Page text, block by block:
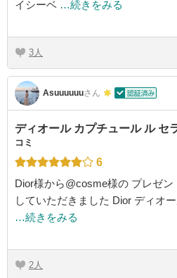
イシーベ …続きをみる
3
Asuuuuuuさん
ディオール カプチュール ル セ
コミ
6
Dior様から@cosme様の プレゼン
していただきました Dior ディオ
…続きをみる
2